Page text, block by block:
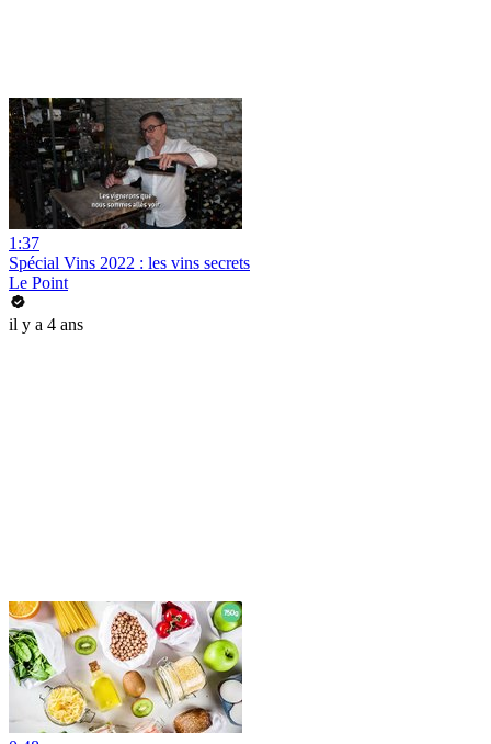
1:37
Spécial Vins 2022 : les vins secrets
Le Point
il y a 4 ans